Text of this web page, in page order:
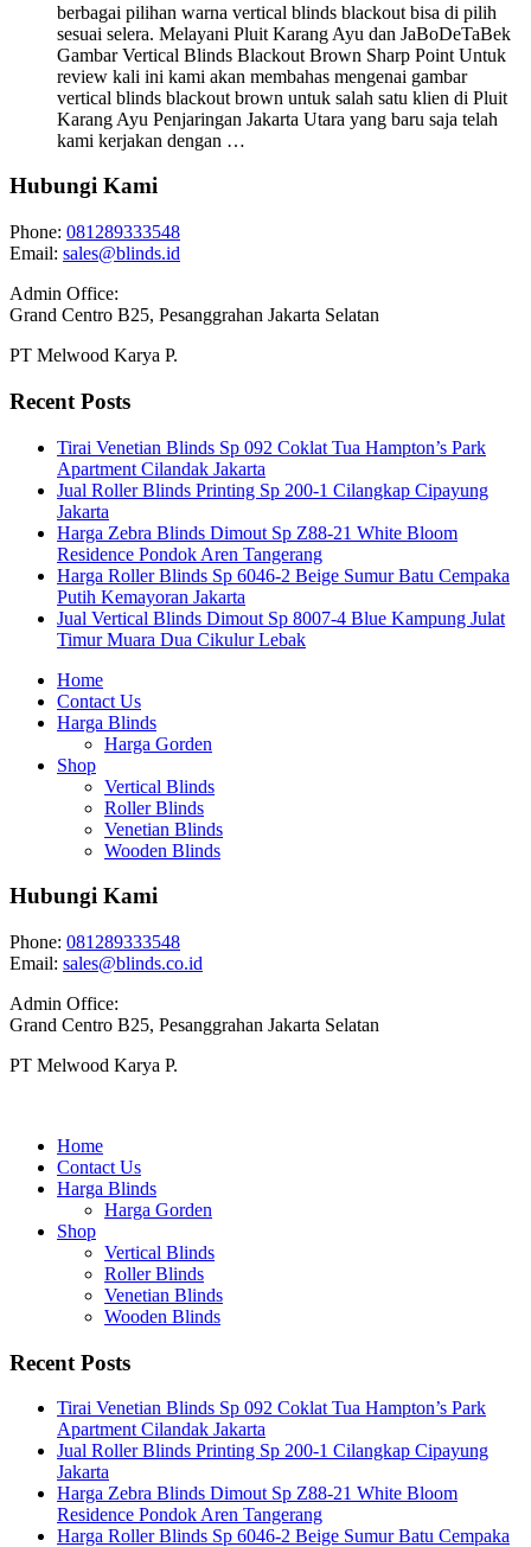
berbagai pilihan warna vertical blinds blackout bisa di pilih
sesuai selera. Melayani Pluit Karang Ayu dan JaBoDeTaBek
Gambar Vertical Blinds Blackout Brown Sharp Point Untuk
review kali ini kami akan membahas mengenai gambar
vertical blinds blackout brown untuk salah satu klien di Pluit
Karang Ayu Penjaringan Jakarta Utara yang baru saja telah
kami kerjakan dengan …
Hubungi Kami
Phone: 081289333548
Email: sales@blinds.id
Admin Office:
Grand Centro B25, Pesanggrahan Jakarta Selatan
PT Melwood Karya P.
Recent Posts
Tirai Venetian Blinds Sp 092 Coklat Tua Hampton’s Park
Apartment Cilandak Jakarta
Jual Roller Blinds Printing Sp 200-1 Cilangkap Cipayung
Jakarta
Harga Zebra Blinds Dimout Sp Z88-21 White Bloom
Residence Pondok Aren Tangerang
Harga Roller Blinds Sp 6046-2 Beige Sumur Batu Cempaka
Putih Kemayoran Jakarta
Jual Vertical Blinds Dimout Sp 8007-4 Blue Kampung Julat
Timur Muara Dua Cikulur Lebak
Home
Contact Us
Harga Blinds
Harga Gorden
Shop
Vertical Blinds
Roller Blinds
Venetian Blinds
Wooden Blinds
Hubungi Kami
Phone: 081289333548
Email: sales@blinds.co.id
Admin Office:
Grand Centro B25, Pesanggrahan Jakarta Selatan
PT Melwood Karya P.
Home
Contact Us
Harga Blinds
Harga Gorden
Shop
Vertical Blinds
Roller Blinds
Venetian Blinds
Wooden Blinds
Recent Posts
Tirai Venetian Blinds Sp 092 Coklat Tua Hampton’s Park
Apartment Cilandak Jakarta
Jual Roller Blinds Printing Sp 200-1 Cilangkap Cipayung
Jakarta
Harga Zebra Blinds Dimout Sp Z88-21 White Bloom
Residence Pondok Aren Tangerang
Harga Roller Blinds Sp 6046-2 Beige Sumur Batu Cempaka